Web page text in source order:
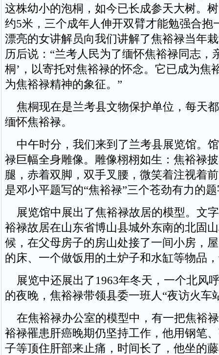
这株幼小的泡桐，如今已长成参天大树。
约5米，三个成年人伸开双臂才能勉强合抱
漂亮的女讲解员向我们讲解了焦裕禄当年
历后说：“兰考人民为了缅怀焦裕禄同志，
桐’，以寄托对焦裕禄的怀念。它已成为焦
为焦裕禄精神的象征。”
焦桐现在是兰考县文物保护单位，每天
缅怀焦裕禄。
中午时分，我们来到了兰考县展览馆。
禄巨幅全身雕像。雕像栩栩如生：焦裕禄
腿，赤着双脚，双手叉腰，微笑着注视着
是邓小平题写的“焦裕禄”三个苍劲有力的
展览馆中展出了焦裕禄故居的模型。文
裕禄故居在山东省博山县城外东南的北固
候，在父母房子的房山处接了一间小房，
的床、一个做饭用的土炉子和水缸等物品
展览中还展出了1963年冬天，一个北风
的夜晚，焦裕禄带领县委一班人“夜访火车
在焦裕禄办公室的模型中，有一把焦裕
裕禄罹患肝癌晚期仍坚持工作，他用钢笔
子等顶住肝部来止痛，时间长了，他坐的